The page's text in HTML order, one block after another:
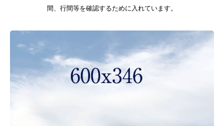
間、行間等を確認するために入れています。